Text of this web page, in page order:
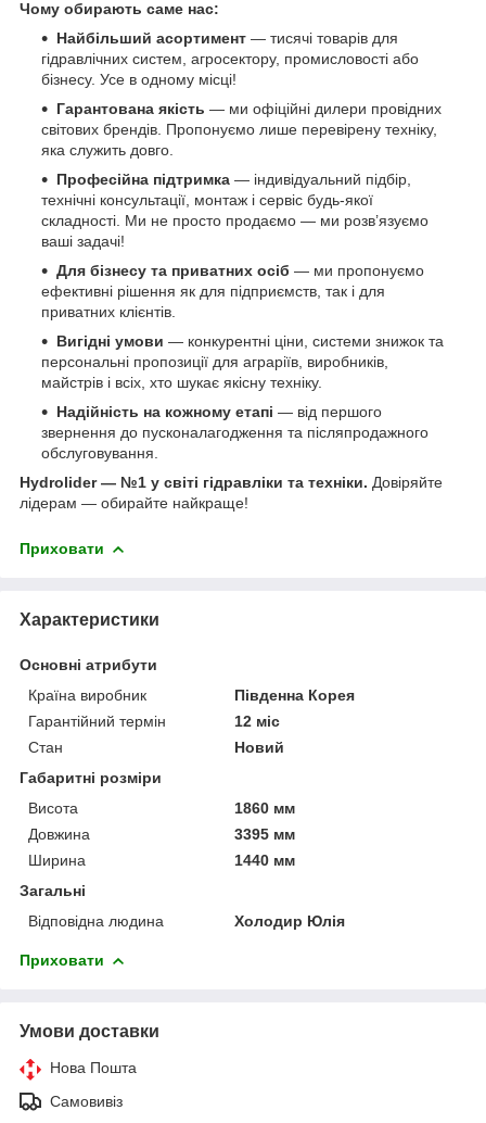
Чому обирають саме нас:
Найбільший асортимент — тисячі товарів для
гідравлічних систем, агросектору, промисловості або
бізнесу. Усе в одному місці!
Гарантована якість — ми офіційні дилери провідних
світових брендів. Пропонуємо лише перевірену техніку,
яка служить довго.
Професійна підтримка — індивідуальний підбір,
технічні консультації, монтаж і сервіс будь-якої
складності. Ми не просто продаємо — ми розв’язуємо
ваші задачі!
Для бізнесу та приватних осіб — ми пропонуємо
ефективні рішення як для підприємств, так і для
приватних клієнтів.
Вигідні умови — конкурентні ціни, системи знижок та
персональні пропозиції для аграріїв, виробників,
майстрів і всіх, хто шукає якісну техніку.
Надійність на кожному етапі — від першого
звернення до пусконалагодження та післяпродажного
обслуговування.
Hydrolider — №1 у світі гідравліки та техніки. Довіряйте
лідерам — обирайте найкраще!
Приховати
Характеристики
Основні атрибути
Країна виробник
Південна Корея
Гарантійний термін
12 міс
Стан
Новий
Габаритні розміри
Висота
1860 мм
Довжина
3395 мм
Ширина
1440 мм
Загальні
Відповідна людина
Холодир Юлія
Приховати
Умови доставки
Нова Пошта
Самовивіз